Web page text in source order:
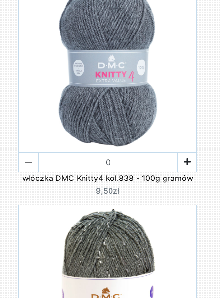
włóczka DMC Knitty4 kol.838 - 100g gramów
9,50zł